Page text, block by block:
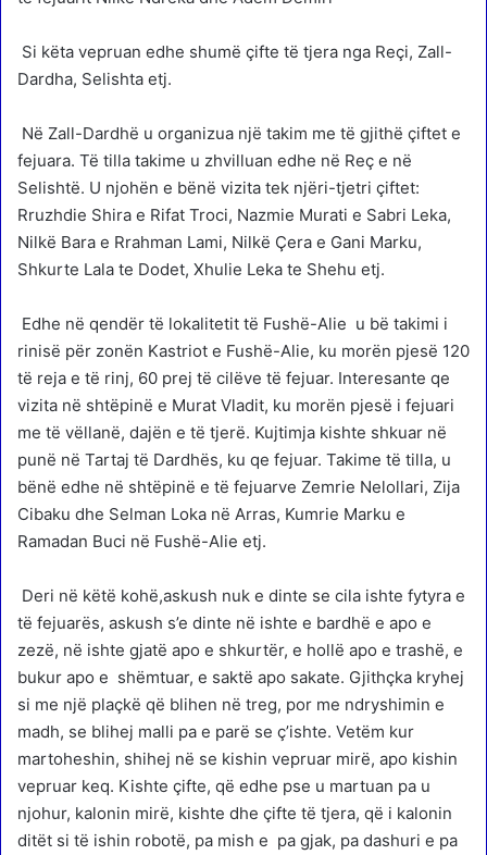
Si këta vepruan edhe shumë çifte të tjera nga Reçi, Zall-
Dardha, Selishta etj.
Në Zall-Dardhë u organizua një takim me të gjithë çiftet e
fejuara. Të tilla takime u zhvilluan edhe në Reç e në
Selishtë. U njohën e bënë vizita tek njëri-tjetri çiftet:
Rruzhdie Shira e Rifat Troci, Nazmie Murati e Sabri Leka,
Nilkë Bara e Rrahman Lami, Nilkë Çera e Gani Marku,
Shkurte Lala te Dodet, Xhulie Leka te Shehu etj.
Edhe në qendër të lokalitetit të Fushë-Alie u bë takimi i
rinisë për zonën Kastriot e Fushë-Alie, ku morën pjesë 120
të reja e të rinj, 60 prej të cilëve të fejuar. Interesante qe
vizita në shtëpinë e Murat Vladit, ku morën pjesë i fejuari
me të vëllanë, dajën e të tjerë. Kujtimja kishte shkuar në
punë në Tartaj të Dardhës, ku qe fejuar. Takime të tilla, u
bënë edhe në shtëpinë e të fejuarve Zemrie Nelollari, Zija
Cibaku dhe Selman Loka në Arras, Kumrie Marku e
Ramadan Buci në Fushë-Alie etj.
Deri në këtë kohë,askush nuk e dinte se cila ishte fytyra e
të fejuarës, askush s’e dinte në ishte e bardhë e apo e
zezë, në ishte gjatë apo e shkurtër, e hollë apo e trashë, e
bukur apo e shëmtuar, e saktë apo sakate. Gjithçka kryhej
si me një plaçkë që blihen në treg, por me ndryshimin e
madh, se blihej malli pa e parë se ç’ishte. Vetëm kur
martoheshin, shihej në se kishin vepruar mirë, apo kishin
vepruar keq. Kishte çifte, që edhe pse u martuan pa u
njohur, kalonin mirë, kishte dhe çifte të tjera, që i kalonin
ditët si të ishin robotë, pa mish e pa gjak, pa dashuri e pa